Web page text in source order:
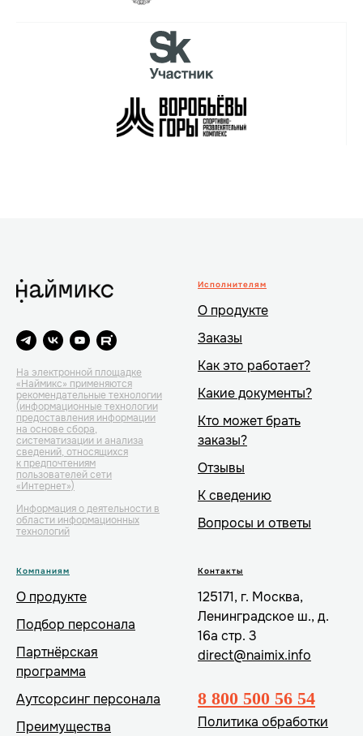
На электронной площадке
«Наймикс» применяются
рекомендательные технологии
(информационные технологии
предоставления информации
на основе сбора,
систематизации и анализа
сведений, относящихся
к предпочтениям
пользователей сети
«Интернет»)
Информация о деятельности в
области информационных
технологий
Исполнителям
О продукте
Заказы
Как это работает?
Какие документы?
Кто может брать
заказы?
Отзывы
К сведению
Вопросы и ответы
Компаниям
О продукте
Подбор персонала
Партнёрская
программа
Аутсорсинг персонала
Преимущества
Контакты
125171, г. Москва,
Ленинградское ш., д.
16а стр. 3
direct@naimix.info
8 800 500 56 54
Политика обработки